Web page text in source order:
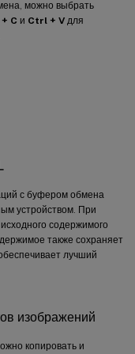
можно выбрать
C и Ctrl + V для
с буфером обмена
устройством. При
содержимого
также сохраняет
лучший
изображений
копировать и